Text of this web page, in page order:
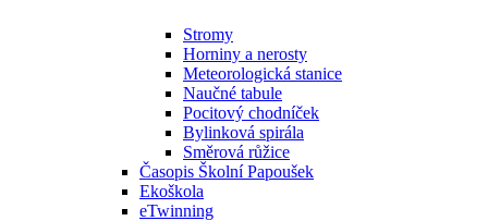
Stromy
Horniny a nerosty
Meteorologická stanice
Naučné tabule
Pocitový chodníček
Bylinková spirála
Směrová růžice
Časopis Školní Papoušek
Ekoškola
eTwinning